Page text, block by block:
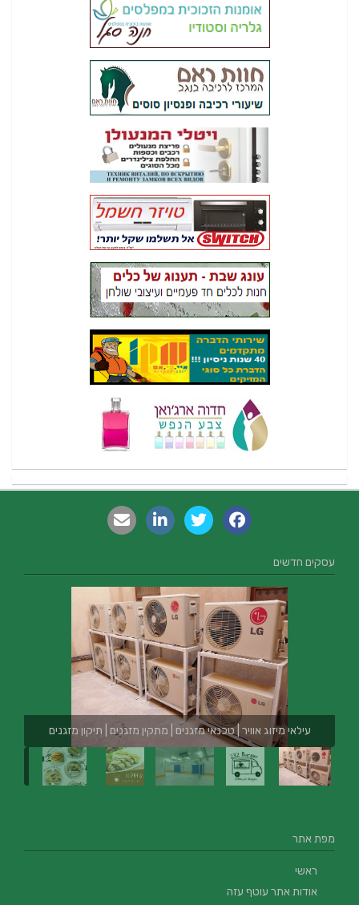
עסקים חדשים
עילאי מיזוג אוויר | טכנאי מזגנים | מתקין מזגנים | תיקון מזגנים
מפת אתר
ראשי
אודות אתר עוטף עזה